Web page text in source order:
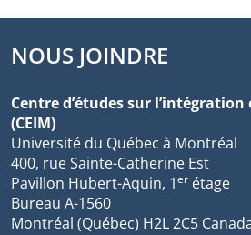
NOUS JOINDRE
Centre d’études sur
(CEIM)
Université du Québec à Montréal
400, rue Sainte-Catherine Est
Pavillon Hubert-Aquin, 1er étage
Bureau A-1560
Montréal (Québec) H2L 2C5